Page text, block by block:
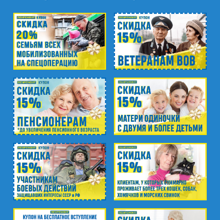
м. Озерки, м. Пр. Просвещения
пр. Луначарского, д.56, к.1
м. Автово
пр. Маршала Жукова, д.35, к.3
м. Елизаровская
пр. Елизарова, д.36
м. Международная
ул. Белы Куна, д.20, к.1
м. Пионерская
пр. Испытателей, д.11, к.1
м. Гражданский пр.
ул. Ушинского, д.25, к.1